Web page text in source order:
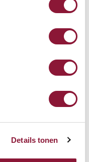
Details tonen